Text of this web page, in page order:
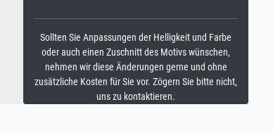
Sollten Sie Anpassungen der Helligkeit und Farbe
oder auch einen Zuschnitt des Motivs wünschen,
nehmen wir diese Änderungen gerne und ohne
zusätzliche Kosten für Sie vor. Zögern Sie bitte nicht,
uns zu kontaktieren.